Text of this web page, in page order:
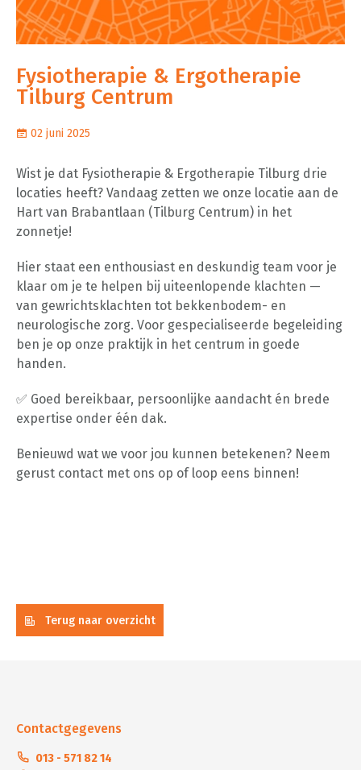
Fysiotherapie & Ergotherapie
Tilburg Centrum
02 juni 2025
Wist je dat Fysiotherapie & Ergotherapie Tilburg drie
locaties heeft? Vandaag zetten we onze locatie aan de
Hart van Brabantlaan (Tilburg Centrum) in het
zonnetje!
Hier staat een enthousiast en deskundig team voor je
klaar om je te helpen bij uiteenlopende klachten —
van gewrichtsklachten tot bekkenbodem- en
neurologische zorg. Voor gespecialiseerde begeleiding
ben je op onze praktijk in het centrum in goede
handen.
✅ Goed bereikbaar, persoonlijke aandacht én brede
expertise onder één dak.
Benieuwd wat we voor jou kunnen betekenen? Neem
gerust contact met ons op of loop eens binnen!
Terug naar overzicht
Contactgegevens
013 - 571 82 14